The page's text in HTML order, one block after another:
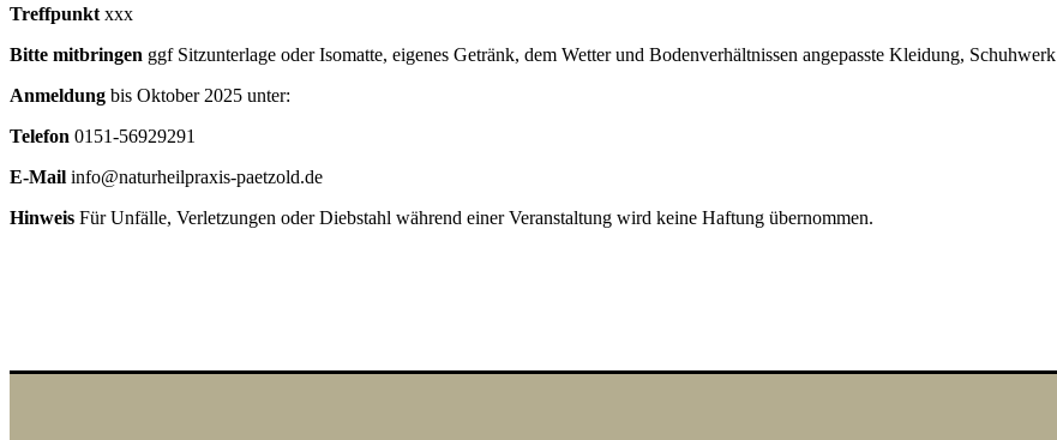
Treffpunktxxx
Bitte mitbringen ggf Sitzunterlage oder Isomatte, eigenes Getränk, dem Wetter und Bodenverhältnissen angepasste Kleidung, Schuhwerk
Anmeldung bis Oktober 2025 unter:
Telefon 0151-56929291
E-Mail info@naturheilpraxis-paetzold.de
Hinweis Für Unfälle, Verletzungen oder Diebstahl während einer Veranstaltung wird keine Haftung übernommen.